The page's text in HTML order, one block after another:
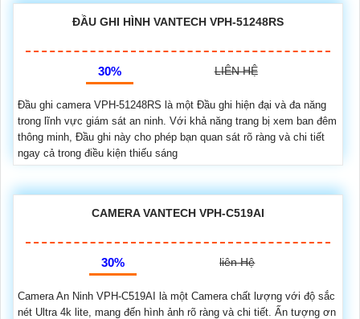
ĐẦU GHI HÌNH VANTECH VPH-51248RS
30% LIÊN HỆ
Đầu ghi camera VPH-51248RS là một Đầu ghi hiện đại và đa năng
trong lĩnh vực giám sát an ninh. Với khả năng trang bị xem ban đêm
thông minh, Đầu ghi này cho phép bạn quan sát rõ ràng và chi tiết
ngay cả trong điều kiện thiếu sáng
CAMERA VANTECH VPH-C519AI
30% liên Hệ
Camera An Ninh VPH-C519AI là một Camera chất lượng với độ sắc
nét Ultra 4k lite, mang đến hình ảnh rõ ràng và chi tiết. Ấn tượng ơn